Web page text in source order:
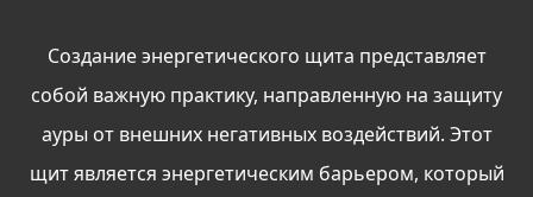
Создание энергетического щита представляет
собой важную практику, направленную на защиту
ауры от внешних негативных воздействий. Этот
щит является энергетическим барьером, который